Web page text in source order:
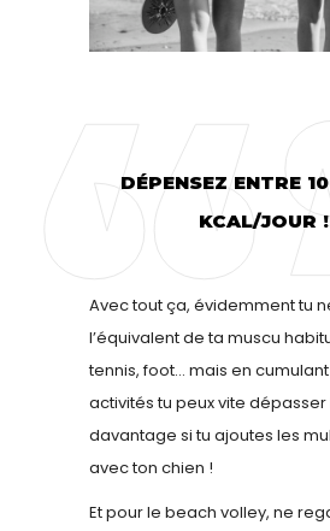
DÉPENSEZ ENTRE
KCAL/JOUR
Avec tout ça, évidemment tu
l’équivalent de ta muscu
tennis, foot… mais en
activités tu peux vite dépasser
davantage si tu ajoutes les
avec ton chien !
Et pour le beach volley, ne